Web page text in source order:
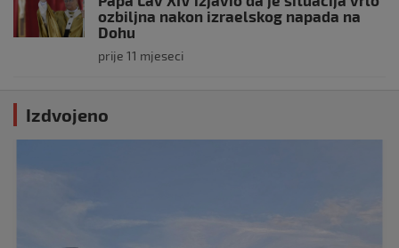
ozbiljna nakon izraelskog napada na
Dohu
prije 11 mjeseci
Izdvojeno